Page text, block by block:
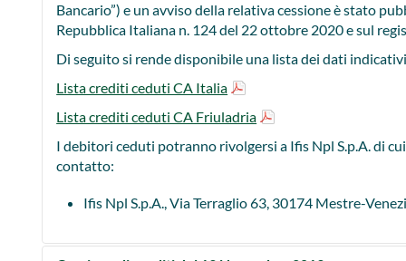
Bancario”) e un avviso della relativa cessione è stato
Repubblica Italiana n. 124 del 22 ottobre 2020 e sul
Di seguito si rende disponibile una lista dei dati
Lista crediti ceduti CA Italia
Lista crediti ceduti CA Friuladria
I debitori ceduti potranno rivolgersi a Ifis Npl S.p.A. di
contatto:
Ifis Npl S.p.A., Via Terraglio 63, 30174 Mestre-